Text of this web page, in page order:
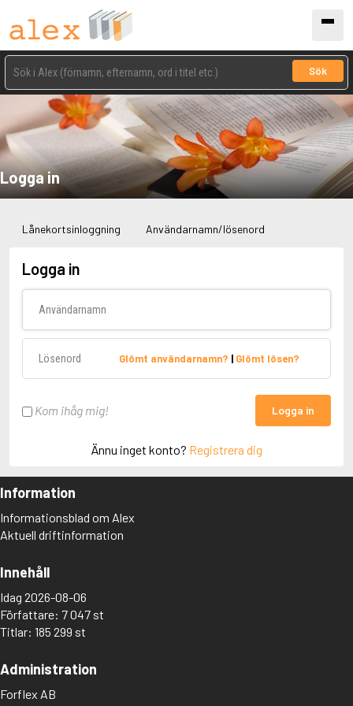
Sök
Logga in
Lånekortsinloggning Användarnamn/lösenord
Logga in
Glömt användarnamn? | Glömt lösen?
Kom ihåg mig! Logga in
Ännu inget konto? Registrera dig
Information
Informationsblad om Alex
Aktuell driftinformation
Innehåll
Idag 2026-08-06
Författare: 7 047 st
Titlar: 185 299 st
Administration
Forflex AB